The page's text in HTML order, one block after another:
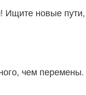
Ищите новые пути,
чем перемены.